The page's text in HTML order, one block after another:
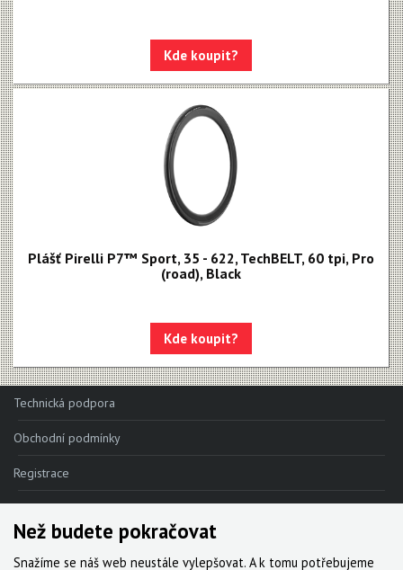
Kde koupit?
Plášť Pirelli P7™ Sport, 35 - 622, TechBELT, 60 tpi, Pro
(road), Black
Kde koupit?
Technická podpora
Obchodní podmínky
Registrace
Reklamace
Kde nakoupit
Než budete pokračovat
Snažíme se náš web neustále vylepšovat. A k tomu potřebujeme